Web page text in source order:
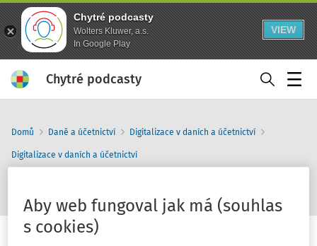
Chytré podcasty
Wolters Kluwer, a.s.
In Google Play
VIEW
Chytré podcasty
Domů Daně a účetnictví Digitalizace v daních a účetnictví
Digitalizace v daních a účetnictví
Aby web fungoval jak má (souhlas
s cookies)